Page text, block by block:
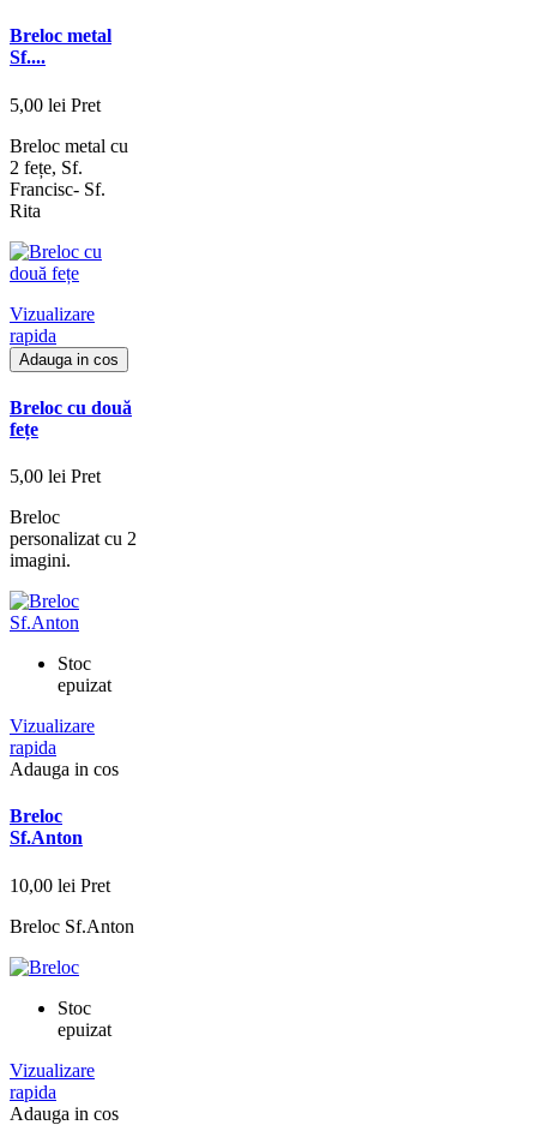
Breloc metal
Sf....
5,00 lei Pret
Breloc metal cu
2 fețe, Sf.
Francisc- Sf.
Rita
Vizualizare
rapida
Adauga in cos
Breloc cu două
fețe
5,00 lei Pret
Breloc
personalizat cu 2
imagini.
Stoc
epuizat
Vizualizare
rapida
Adauga in cos
Breloc
Sf.Anton
10,00 lei Pret
Breloc Sf.Anton
Stoc
epuizat
Vizualizare
rapida
Adauga in cos